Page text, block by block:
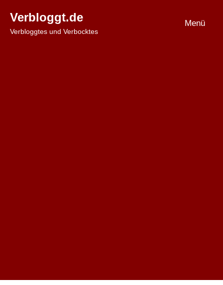
Inhalt
springen
Verbloggt.de
Verbloggtes und Verbocktes
Menü